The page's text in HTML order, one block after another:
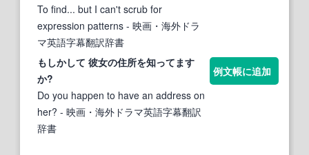
To find... but I can't scrub for
expression patterns - 映画・海外ドラ
マ英語字幕翻訳辞書
もしかして 彼女の住所を知ってます
か?
Do you happen to have an address on
her? - 映画・海外ドラマ英語字幕翻訳
辞書
例文帳に追加